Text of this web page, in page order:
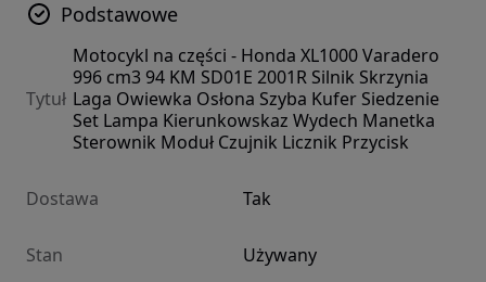
Podstawowe
Tytuł
Motocykl na części - Honda XL1000 Varadero
996 cm3 94 KM SD01E 2001R Silnik Skrzynia
Laga Owiewka Osłona Szyba Kufer Siedzenie
Set Lampa Kierunkowskaz Wydech Manetka
Sterownik Moduł Czujnik Licznik Przycisk
Dostawa Tak
Stan Używany